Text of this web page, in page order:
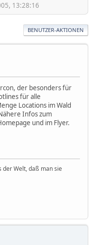
13:28:16
BENUTZER-AKTIONEN
der besonders für
für alle
Locations im Wald
Infos zum
und im Flyer.
der Welt, daß man sie